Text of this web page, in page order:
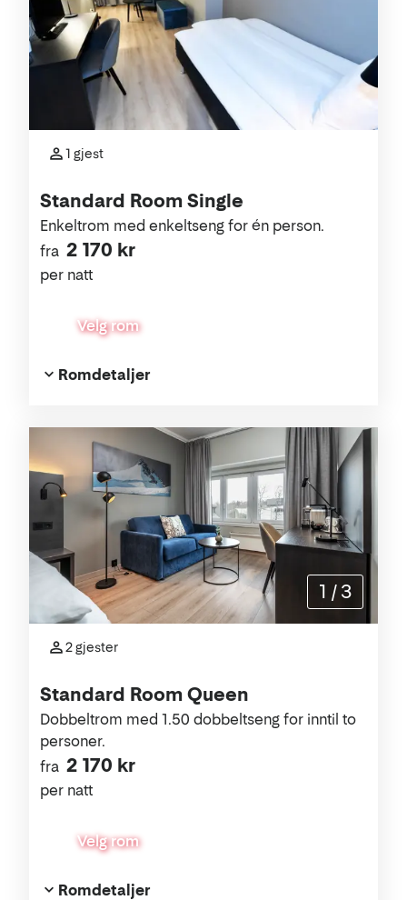
Standard Room Single
fra 2 170 kr
per natt
Enkeltrom med enkeltseng for én person.
Velg rom
1 gjest
Romdetaljer
Standard Room Queen
fra 2 170 kr
per natt
Dobbeltrom med 1.50 dobbeltseng for inntil to
personer.
Velg rom
2 gjester
Romdetaljer
1 / 3